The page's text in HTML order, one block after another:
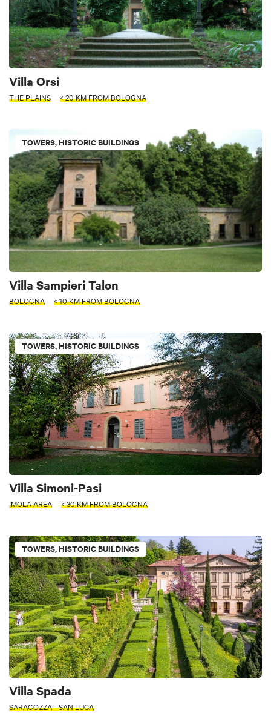
Villa Orsi
THE PLAINS < 20 KM FROM BOLOGNA
TOWERS, HISTORIC BUILDINGS
Villa Sampieri Talon
BOLOGNA < 10 KM FROM BOLOGNA
TOWERS, HISTORIC BUILDINGS
Villa Simoni-Pasi
IMOLA AREA < 30 KM FROM BOLOGNA
TOWERS, HISTORIC BUILDINGS
Villa Spada
SARAGOZZA - SAN LUCA